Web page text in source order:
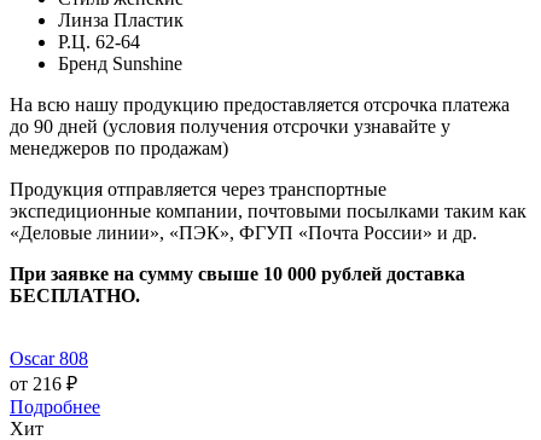
Линза Пластик
Р.Ц. 62-64
Бренд Sunshine
На всю нашу продукцию предоставляется отсрочка платежа
до 90 дней (условия получения отсрочки узнавайте у
менеджеров по продажам)
Продукция отправляется через транспортные
экспедиционные компании, почтовыми посылками таким как
«Деловые линии», «ПЭК», ФГУП «Почта России» и др.
При заявке на сумму свыше 10 000 рублей доставка
БЕСПЛАТНО.
Oscar 808
от 216 ₽
Подробнее
Хит